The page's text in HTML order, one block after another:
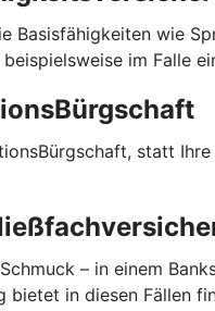
Basisfähigkeiten wie
im Falle
statt
– in einem
in diesen Fällen